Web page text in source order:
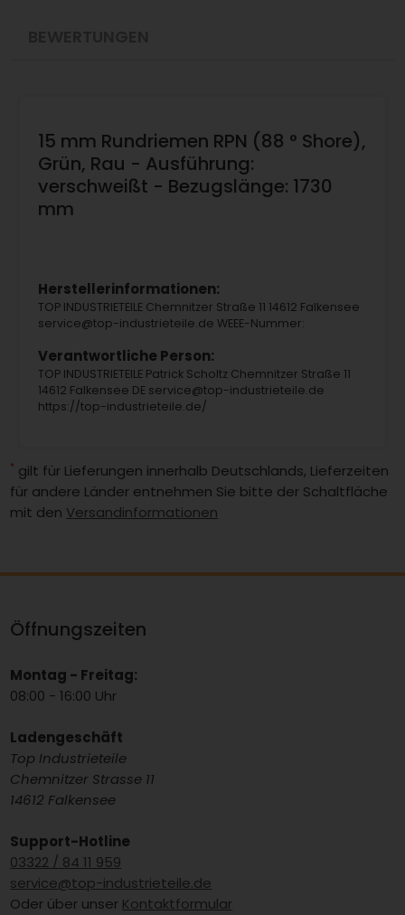
15 mm Rundriemen RPN (88 ° Shore),
Grün, Rau - Ausführung:
verschweißt - Bezugslänge: 1730
mm
Herstellerinformationen:
TOP INDUSTRIETEILE Chemnitzer Straße 11 14612 Falkensee
service@top-industrieteile.de WEEE-Nummer:
Verantwortliche Person:
TOP INDUSTRIETEILE Patrick Scholtz Chemnitzer Straße 11
14612 Falkensee DE service@top-industrieteile.de
https://top-industrieteile.de/
* gilt für Lieferungen innerhalb Deutschlands, Lieferzeiten
für andere Länder entnehmen Sie bitte der Schaltfläche
mit den Versandinformationen
Öffnungszeiten
Montag - Freitag:
08:00 - 16:00 Uhr
Ladengeschäft
Top Industrieteile
Chemnitzer Strasse 11
14612 Falkensee
Support-Hotline
03322 / 84 11 959
service@top-industrieteile.de
Oder über unser Kontaktformular